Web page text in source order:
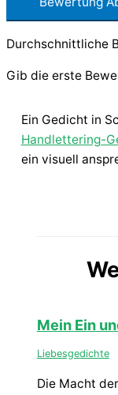
Durchschnittliche
Gib die erste
Ein Gedicht in
Handlettering-
ein visuell
Mein Ein
Liebesgedichte
Die Macht